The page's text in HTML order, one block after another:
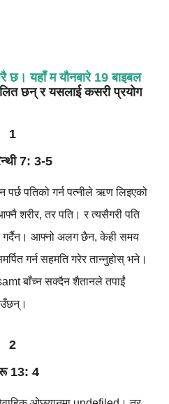
छ। यहाँ म यौनबारे 19 बाइबल
छन् र यसलाई कसरी प्रयोग
1
7: 3-5
पतिको गर्न पत्नीले ऋण लिइएको
शरीर, तर पति। र त्यसैगरी पति
गर्दैन। आफ्नो अलग छैन, केही समय
गर्न सहमति गरेर तान्नुहोस् भने।
बाँच्न सक्दैन शैतानले तपाईं
2
13: 4